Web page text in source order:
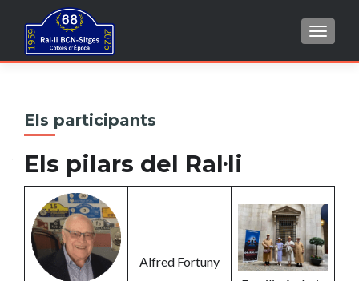
Els participants
Els pilars del Ral·li
Alfred Fortuny